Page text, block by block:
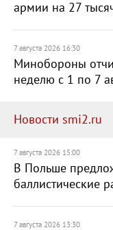
армии на 27
7 августа 2026 16:30
Минобороны
неделю с 1 по 7
Новости smi2.ru
7 августа 2026 15:00
В Польше
баллистические
7 августа 2026 13:30